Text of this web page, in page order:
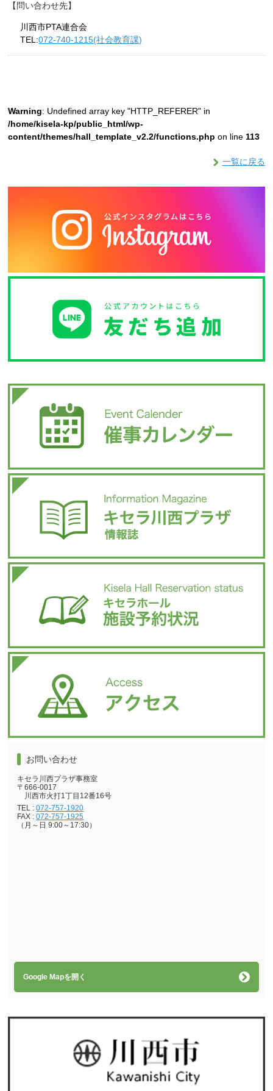
問い合わせ先
川西市PTA連合会
TEL:072-740-1215(社会教育課)
Warning: Undefined array key "HTTP_REFERER" in
/home/kisela-kp/public_html/wp-
content/themes/hall_template_v2.2/functions.php on line 113
一覧に戻る
お問い合わせ
キセラ川西プラザ事務室
〒666-0017
川西市火打1丁目12番16号
TEL :072-757-1920
FAX :072-757-1925
（月～日 9:00～17:30）
Google Mapを開く